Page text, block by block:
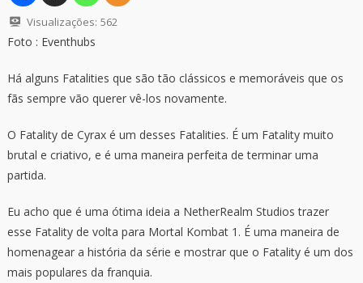
Visualizações: 562
Foto : Eventhubs
Há alguns Fatalities que são tão clássicos e memoráveis que os
fãs sempre vão querer vê-los novamente.
O Fatality de Cyrax é um desses Fatalities. É um Fatality muito
brutal e criativo, e é uma maneira perfeita de terminar uma
partida.
Eu acho que é uma ótima ideia a NetherRealm Studios trazer
esse Fatality de volta para Mortal Kombat 1. É uma maneira de
homenagear a história da série e mostrar que o Fatality é um dos
mais populares da franquia.